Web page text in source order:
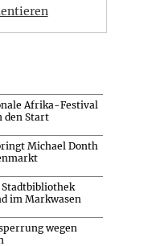
Afrika-Festival
den Start
Michael Donth
im Markwasen
wegen